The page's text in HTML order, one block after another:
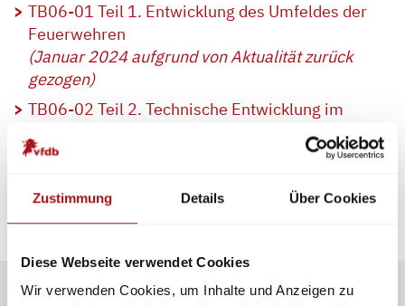
Zustimmung Details Über Cookies
Diese Webseite verwendet Cookies
Wir verwenden Cookies, um Inhalte und Anzeigen zu
TB06-01 Teil 1. Entwicklung des Umfeldes der
Feuerwehren
(Januar 2024 aufgrund von Aktualität zurück
gezogen)
TB06-02 Teil 2. Technische Entwicklung im
(Januar 2024 aufgrund von Aktualität zurück